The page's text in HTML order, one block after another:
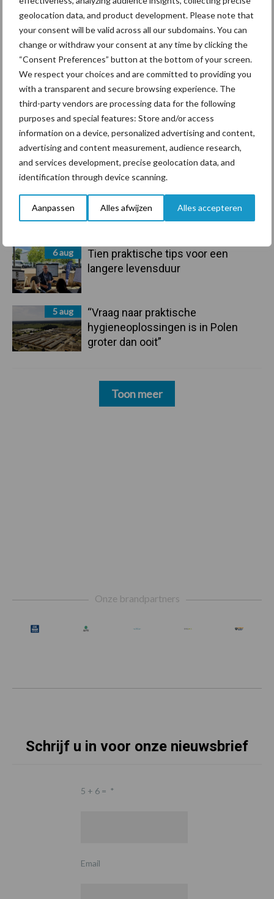
geolocation data, and product development. Please note that
your consent will be valid across all our subdomains. You can
change or withdraw your consent at any time by clicking the
“Consent Preferences” button at the bottom of your screen.
We respect your choices and are committed to providing you
with a transparent and secure browsing experience. The
third-party vendors are processing data for the following
purposes and special features: Store and/or access
information on a device, personalized advertising and content,
advertising and content measurement, audience research,
and services development, precise geolocation data, and
identification through device scanning.
Aanpassen Alles afwijzen Alles accepteren
Primaire
Sidebar
Recent nieuws Partner nieuws
7 aug
Grondstoffenmarkt blijft grillig:
droogte en geopolitiek houden
handel in de greep
De speenhuid: een vaak
onderschatte risicofactor voor
mastitis
ForFarmers ziet volume en
marktaandeel groeien in krimpende
Nederlandse markt
6 aug
Tien praktische tips voor een
langere levensduur
5 aug
“Vraag naar praktische
hygieneoplossingen is in Polen
groter dan ooit”
Toon meer
Onze brandpartners
Schrijf u in voor onze nieuwsbrief
5 + 6 = *
Email